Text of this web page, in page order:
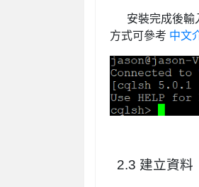
安裝完成後輸
方式可參考 中文
2.3 建立資料